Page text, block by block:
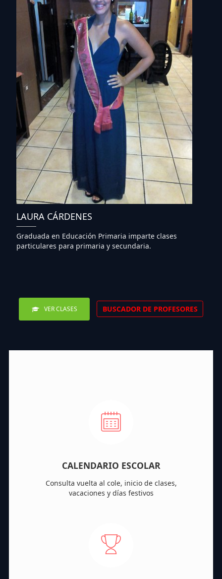
LAURA CÁRDENES
Graduada en Educación Primaria imparte clases
particulares para primaria y secundaria.
VER CLASES BUSCADOR DE PROFESORES
CALENDARIO ESCOLAR
Consulta vuelta al cole, inicio de clases,
vacaciones y días festivos